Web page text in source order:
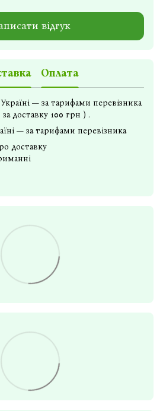
відгук
Оплата
— за тарифами перевізника
доставку 100 грн ) .
— за тарифами перевізника
доставку